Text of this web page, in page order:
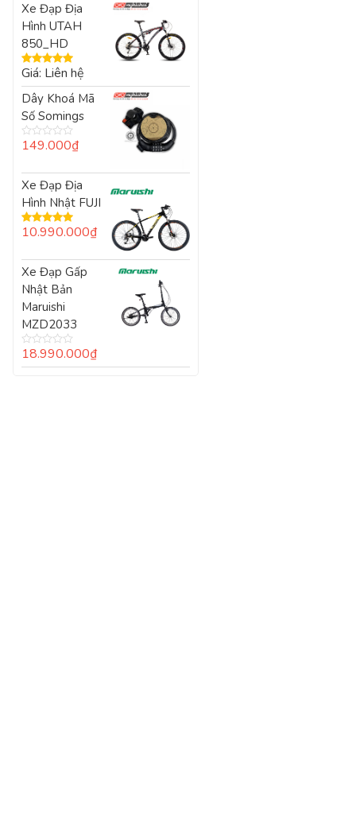
Xe Đạp Địa
Hình UTAH
850_HD
Được xếp
hạng5.005
sao
Giá: Liên hệ
Dây Khoá Mã
Số Somings
Được
0
5
sao
149.000₫
Xe Đạp Địa
Hình Nhật FUJI
Được xếp
10.990.000₫
Xe Đạp Gấp
Nhật Bản
Maruishi
MZD2033
Được
xếp
18.990.000₫